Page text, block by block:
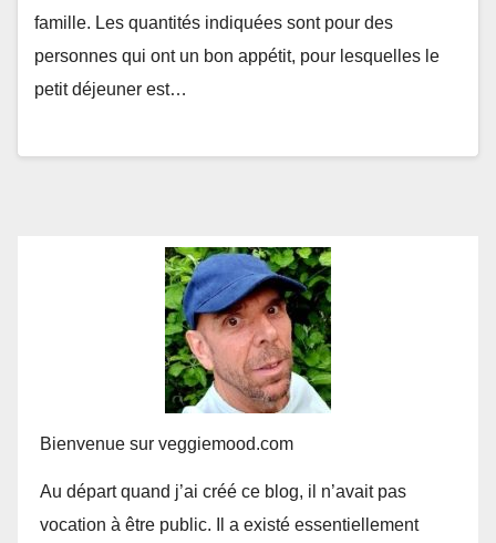
famille. Les quantités indiquées sont pour des
personnes qui ont un bon appétit, pour lesquelles le
petit déjeuner est…
Bienvenue sur veggiemood.com
Au départ quand j’ai créé ce blog, il n’avait pas
vocation à être public. Il a existé essentiellement